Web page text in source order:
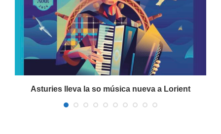
Asturies lleva la so música nueva a Lorient